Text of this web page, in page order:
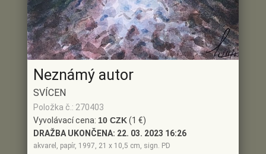
Neznámý autor
SVÍCEN
Položka č.: 270403
Vyvolávací cena: 10 CZK(1 €)
DRAŽBA UKONČENA: 22. 03. 2023 16:26
akvarel, papír, 1997, 21 x 10,5 cm, sign. PD